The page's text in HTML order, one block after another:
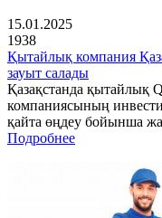
15.01.2025
1938
Қытайлық компания
зауыт салады
Қазақстанда қытайлық
компаниясының
қайта өңдеу бойынша
Подробнее